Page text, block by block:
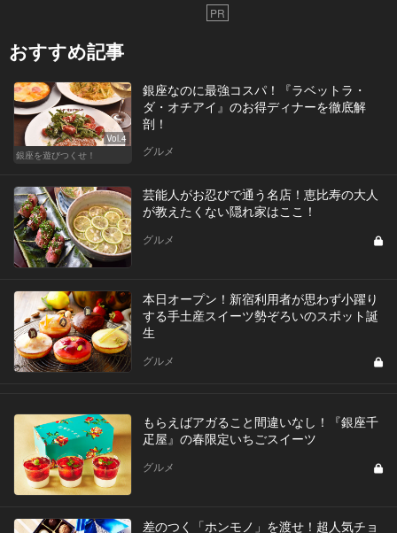
PR
おすすめ記事
Vol.4
銀座を遊びつくせ！
銀座なのに最強コスパ！『ラベットラ・
ダ・オチアイ』のお得ディナーを徹底解
剖！
グルメ
芸能人がお忍びで通う名店！恵比寿の大人
が教えたくない隠れ家はここ！
グルメ
本日オープン！新宿利用者が思わず小躍り
する手土産スイーツ勢ぞろいのスポット誕
生
グルメ
もらえばアガること間違いなし！『銀座千
疋屋』の春限定いちごスイーツ
グルメ
差のつく「ホンモノ」を渡せ！超人気チョ